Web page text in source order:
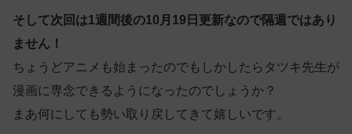
そして次回は1週間後の10月19日更新なので隔週ではあり
ません！
ちょうどアニメも始まったのでもしかしたらタツキ先生が
漫画に専念できるようになったのでしょうか？
まあ何にしても勢い取り戻してきて嬉しいです。